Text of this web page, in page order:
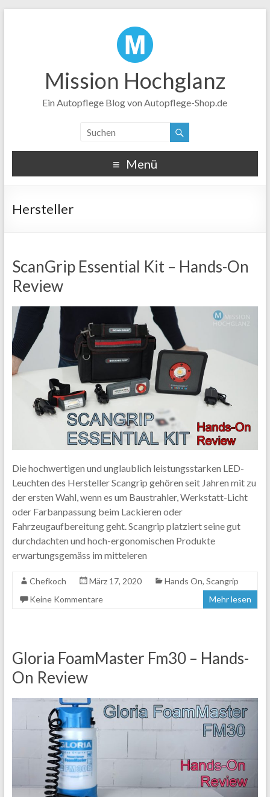
Mission Hochglanz
Ein Autopflege Blog von Autopflege-Shop.de
Menü
Hersteller
ScanGrip Essential Kit – Hands-On
Review
Die hochwertigen und unglaublich leistungsstarken LED-
Leuchten des Hersteller Scangrip gehören seit Jahren mit zu
der ersten Wahl, wenn es um Baustrahler, Werkstatt-Licht
oder Farbanpassung beim Lackieren oder
Fahrzeugaufbereitung geht. Scangrip platziert seine gut
durchdachten und hoch-ergonomischen Produkte
erwartungsgemäss im mitteleren
Chefkoch März 17, 2020 Hands On, Scangrip
Keine Kommentare
Mehr lesen
Gloria FoamMaster Fm30 – Hands-
On Review